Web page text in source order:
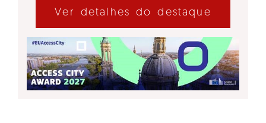
Ver detalhes do destaque